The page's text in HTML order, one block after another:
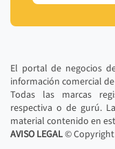
El portal de negocios
información comercial
Todas las marcas
respectiva o de gurú.
material contenido en
AVISO LEGAL© Copyright